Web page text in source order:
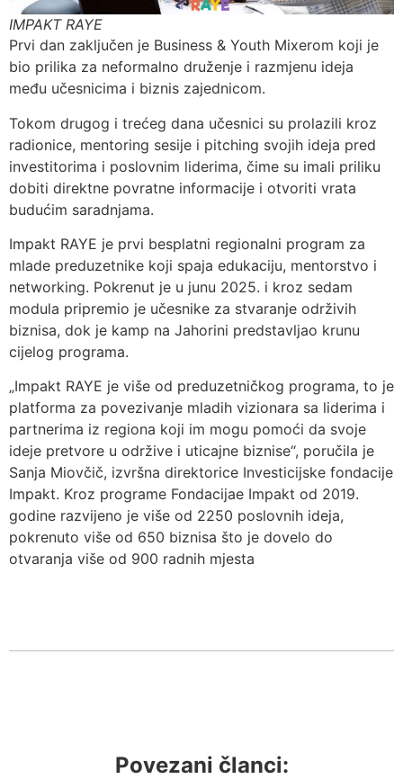
IMPAKT RAYE
Prvi dan zaključen je Business & Youth Mixerom koji je
bio prilika za neformalno druženje i razmjenu ideja
među učesnicima i biznis zajednicom.
Tokom drugog i trećeg dana učesnici su prolazili kroz
radionice, mentoring sesije i pitching svojih ideja pred
investitorima i poslovnim liderima, čime su imali priliku
dobiti direktne povratne informacije i otvoriti vrata
budućim saradnjama.
Impakt RAYE je prvi besplatni regionalni program za
mlade preduzetnike koji spaja edukaciju, mentorstvo i
networking. Pokrenut je u junu 2025. i kroz sedam
modula pripremio je učesnike za stvaranje održivih
biznisa, dok je kamp na Jahorini predstavljao krunu
cijelog programa.
„Impakt RAYE je više od preduzetničkog programa, to je
platforma za povezivanje mladih vizionara sa liderima i
partnerima iz regiona koji im mogu pomoći da svoje
ideje pretvore u održive i uticajne biznise“, poručila je
Sanja Miovčič, izvršna direktorice Investicijske fondacije
Impakt. Kroz programe Fondacijae Impakt od 2019.
godine razvijeno je više od 2250 poslovnih ideja,
pokrenuto više od 650 biznisa što je dovelo do
otvaranja više od 900 radnih mjesta
Povezani članci: